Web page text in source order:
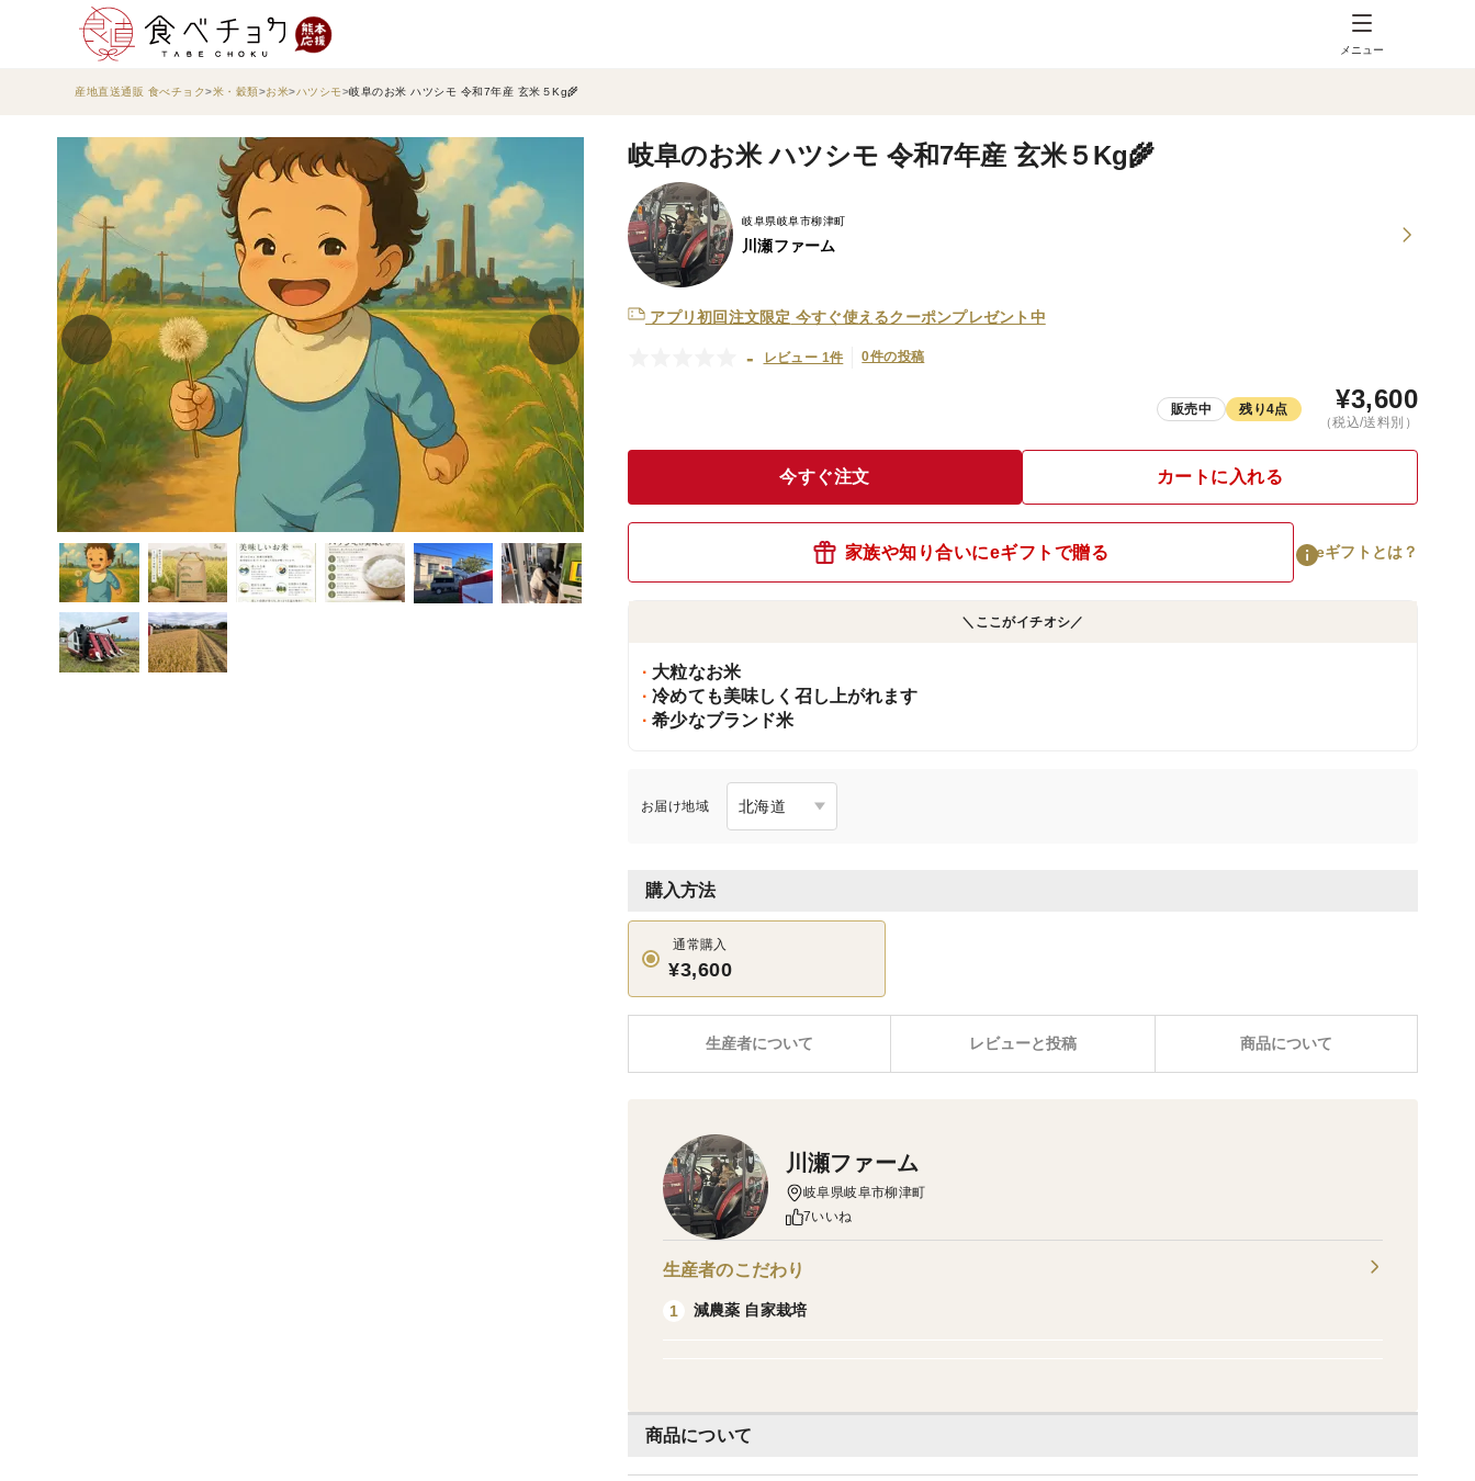
メニュー
産地直送通販 食べチョク 米・穀類 お米 ハツシモ 岐阜のお米 ハツシモ 令和7年産 玄米５Kg🌾
岐阜のお米 ハツシモ 令和7年産 玄米５Kg🌾
岐阜県岐阜市柳津町
川瀬ファーム
アプリ初回注文限定 今すぐ使えるクーポンプレゼント中
- レビュー 1件 0件の投稿
販売中 残り4点 ¥3,600
（税込/送料別）
今すぐ注文 カートに入れる
家族や知り合いにeギフトで贈る eギフトとは？
＼ここがイチオシ／
大粒なお米
冷めても美味しく召し上がれます
希少なブランド米
お届け地域
購入方法
通常購入
¥3,600
レビューと投稿 商品について
生産者について
商品について
川瀬ファーム
岐阜県岐阜市柳津町
7いいね
生産者のこだわり
1 減農薬 自家栽培